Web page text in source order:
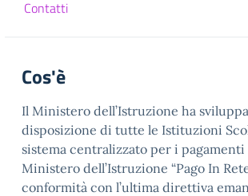
Contatti
Cos'è
Il Ministero dell’Istruzione ha
disposizione di tutte le Istituzioni
sistema centralizzato per i
Ministero dell’Istruzione “Pago In
conformità con l’ultima direttiva